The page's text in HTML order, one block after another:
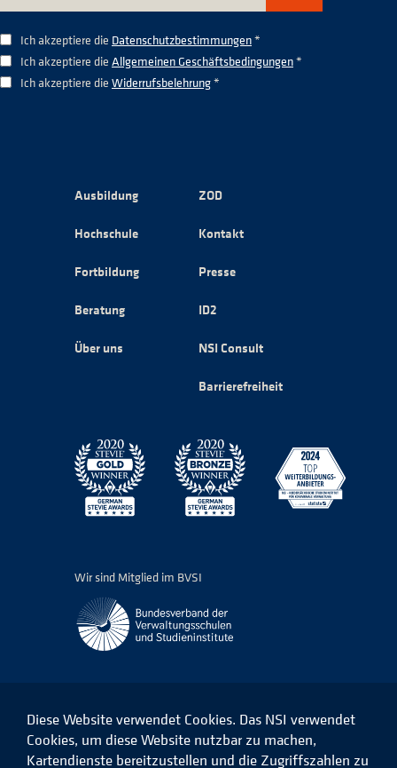
Ich akzeptiere die Datenschutzbestimmungen*
Ich akzeptiere die Allgemeinen Geschäftsbedingungen*
Ich akzeptiere die Widerrufsbelehrung*
Ausbildung
Hochschule
Fortbildung
Beratung
Über uns
ZOD
Kontakt
Presse
ID2
NSI Consult
Barrierefreiheit
Wir sind Mitglied im BVSI
Das Das Das Das
Diese Website verwendet Cookies. Das NSI verwendet
Cookies, um diese Website nutzbar zu machen,
Kartendienste bereitzustellen und die Zugriffszahlen zu